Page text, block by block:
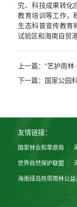
究、科技成果转化
教育培训等工作，
生态科普宣传教育
试验区和海南自贸
友情链接：
国家林业和草原局
世界自然保护联盟
海南绿岛热带雨林公益